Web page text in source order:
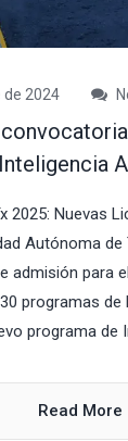
de 2024
2025: Nuevas
Autónoma
admisión para
programas
programa de
Read More